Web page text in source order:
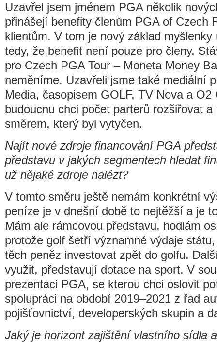
Uzavřel jsem jménem PGA několik
přinášejí benefity členům PGA of Czech
klientům. V tom je nový základ
tedy, že benefit není pouze pro členy.
pro Czech PGA Tour – Moneta Money
neměníme. Uzavřeli jsme také mediální
Media, časopisem GOLF, TV Nova a O2
budoucnu chci počet parterů rozšiřovat
směrem, který byl vytyčen.
Najít nové zdroje financování PGA
představu v jakých segmentech hledat
už nějaké zdroje nalézt?
V tomto směru ještě nemám konkrétní
peníze je v dnešní době to nejtěžší a je
Mám ale rámcovou představu, hodlám
protože golf šetří významné výdaje
těch peněz investovat zpět do golfu.
využit, představují dotace na sport. V
prezentaci PGA, se kterou chci oslovit
spolupráci na období 2019–2021 z řad
pojišťovnictví, developerských skupin a
Jaký je horizont zajištění vlastního sídla